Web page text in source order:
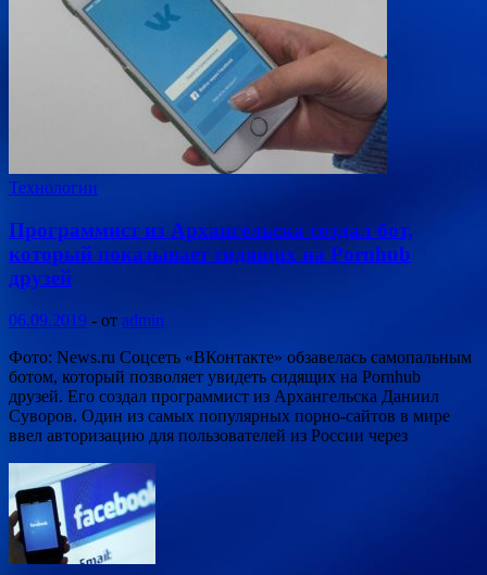
Технологии
Программист из Архангельска создал бот,
который показывает сидящих на Pornhub
друзей
06.09.2019 - от admin
Фото: News.ru Соцсеть «ВКонтакте» обзавелась самопальным
ботом, который позволяет увидеть сидящих на Pornhub
друзей. Его создал программист из Архангельска Даниил
Суворов. Один из самых популярных порно-сайтов в мире
ввел авторизацию для пользователей из России через